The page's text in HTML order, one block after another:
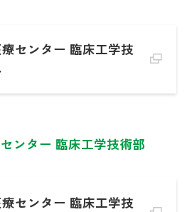
センター 臨床工学技
ンター 臨床工学技術部
センター 臨床工学技